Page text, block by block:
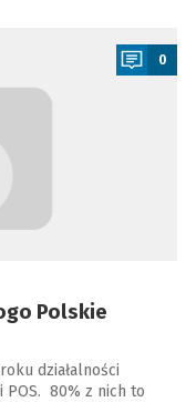
0
Polskie
działalności
POS. 80% z nich to